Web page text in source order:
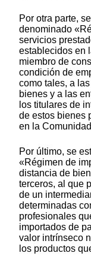
Por otra parte,
denominado
servicios
establecidos en
miembro de
condición de
como tales, a
bienes y a las
los titulares de
de estos bienes
en la
Por último, se
«Régimen de
distancia de
terceros, al que
de un
determinadas
profesionales
importados de
valor intrínseco
los productos